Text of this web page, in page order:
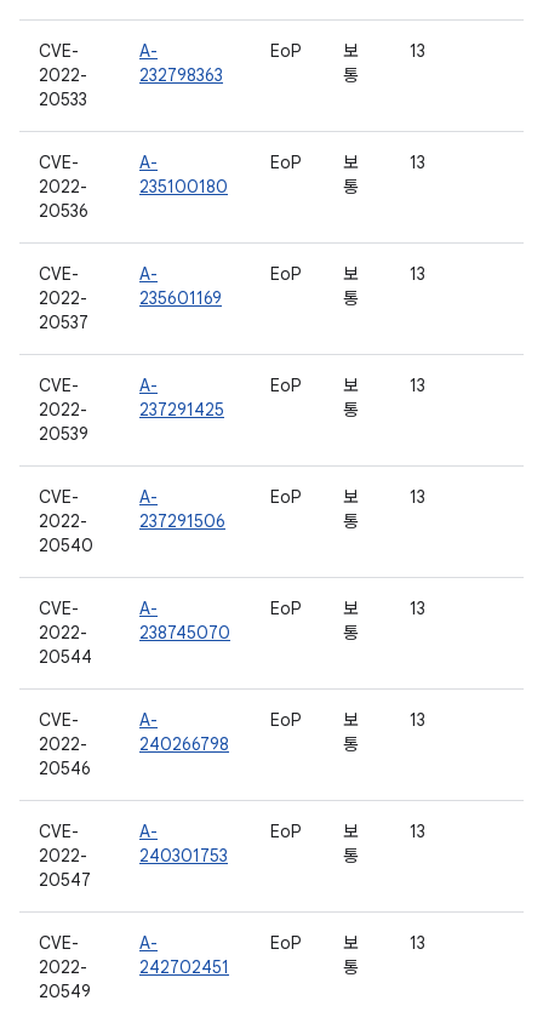
CVE-
2022-
20533
A-
232798363
EoP
보
통
13
CVE-
2022-
20536
A-
235100180
EoP
보
통
13
CVE-
2022-
20537
A-
235601169
EoP
보
통
13
CVE-
2022-
20539
A-
237291425
EoP
보
통
13
CVE-
2022-
20540
A-
237291506
EoP
보
통
13
CVE-
2022-
20544
A-
238745070
EoP
보
통
13
CVE-
2022-
20546
A-
240266798
EoP
보
통
13
CVE-
2022-
20547
A-
240301753
EoP
보
통
13
CVE-
2022-
20549
A-
242702451
EoP
보
통
13